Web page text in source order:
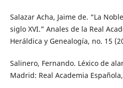
Salazar Acha, Jaime de. “La
siglo XVI.” Anales de la Real
Heráldica y Genealogía, no. 15
Salinero, Fernando. Léxico de
Madrid: Real Academia